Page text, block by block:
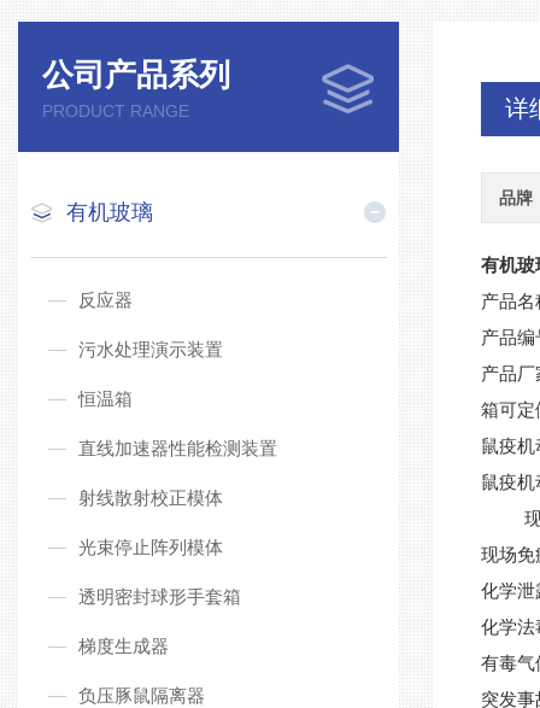
公司产品系列
PRODUCT RANGE
有机玻璃
反应器
污水处理演示装置
恒温箱
直线加速器性能检测装置
射线散射校正模体
光束停止阵列模体
透明密封球形手套箱
梯度生成器
负压豚鼠隔离器
详
品牌
有机玻
产品
产品编
产品
箱可定
鼠疫机
鼠疫机
现场免
化学泄
化学法
有毒气
突发